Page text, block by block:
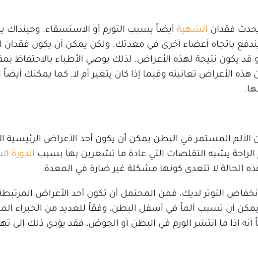
يحدث فقدان الشهية أيضاً بسبب التورم أو الاستسقاء. وحينذاك
باتجاه أعضاء أخرى في معدتك. ولكن يمكن أن يكون
أو قد يكون نتيجة لهذه الأعراض. لذلك يوصي الأطباء بالاحتفاظ
هذه الأعراض تعانينه وفيما إذا كان يتغير أم لا. كما يمكنك
الألم المستمر في البطن يمكن أن يكون أحد الأعراض الرئيسية
يشبه التقلصات التي عادة ما تشعرين بها بسبب الدورة
الحالة لا تتعدى كونها مشكلة غير ضارة في المعدة.
التوتر لديك، فمن المحتمل أن تكون أحد الأعراض
يمكن أن تسبب ألماً في أسفل البطن، وفقاً للعديد من الخبراء
أنه إذا ما انتشر الورم في البطن أو الحوض، فقد يؤدي ذلك إلى